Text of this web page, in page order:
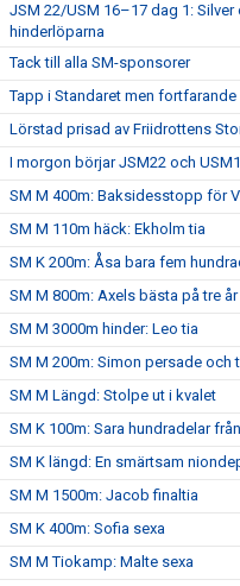
JSM 22/USM 16–17 dag 1: Silver
hinderlöparna
Tack till alla SM-sponsorer
Tapp i Standaret men fortfarande
Lörstad prisad av Friidrottens
I morgon börjar JSM22 och
SM M 400m: Baksidesstopp för
SM M 110m häck: Ekholm tia
SM K 200m: Åsa bara fem
SM M 800m: Axels bästa på tre år
SM M 3000m hinder: Leo tia
SM M 200m: Simon persade och
SM M Längd: Stolpe ut i kvalet
SM K 100m: Sara hundradelar
SM K längd: En smärtsam
SM M 1500m: Jacob finaltia
SM K 400m: Sofia sexa
SM M Tiokamp: Malte sexa